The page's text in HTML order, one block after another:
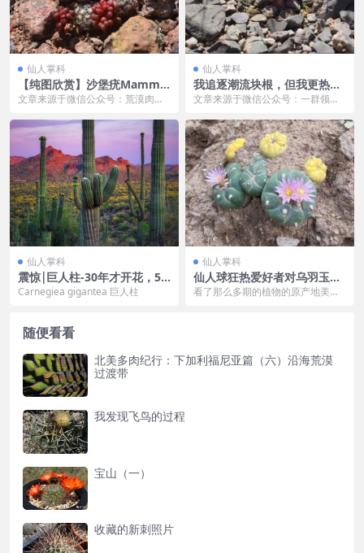
仙人掌科
【纯图欣赏】沙堡疣Mammill
aria haudeana
文章来源于微信公众号：荒漠肉植
图！
仙人掌科
我追逐潮流块根，但我更热爱
牡丹
文章来源于微信公众号：一群领仙
一直是...
仙人掌科
震惊￨巨人柱-30年才开花，50
年才长侧芽，寿命竟长达400
岁！！！
Carnegiea gigantea 巨人柱
仙人掌科
仙人球狂热爱好者对乌羽玉的
“野化研究”
看了那么多期的植物的原产地美
随便看看
北美多肉纪行：下加利福尼亚篇（六）沿海荒漠
过渡带
我发现飞鸟的过程
宝山（一）
收藏的新刺照片